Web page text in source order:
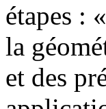
étapes :
la
et des